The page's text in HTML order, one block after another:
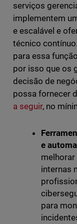
serviços
implementem
e escalável e
técnico
para essa
por isso que os
decisão de
possa fornecer
a seguir, no
e
internas
para